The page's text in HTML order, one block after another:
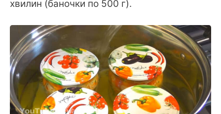
хвилин (баночки по 500 г).